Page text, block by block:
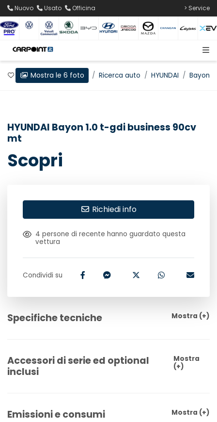
Nuovo Usato Officina > Service
Preferiti Home Ricerca auto HYUNDAI Bayon
Mostra le 6 foto
HYUNDAI Bayon 1.0 t-gdi business 90cv
mt
Scopri
Richiedi info
4 persone di recente hanno guardato questa
vettura
Condividi su
Specifiche tecniche Mostra (+)
Accessori di serie ed optional
inclusi
Mostra
(+)
Emissioni e consumi Mostra (+)